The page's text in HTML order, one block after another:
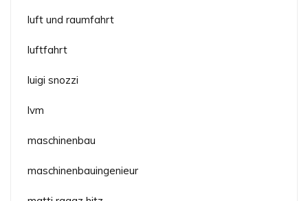
luft und raumfahrt
luftfahrt
luigi snozzi
lvm
maschinenbau
maschinenbauingenieur